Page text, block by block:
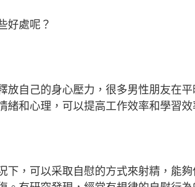
好處呢？
放自己的身心壓力，很多男性朋友在
緒和心理，可以提高工作效率和學習
下，可以采取自慰的方式來射精，能